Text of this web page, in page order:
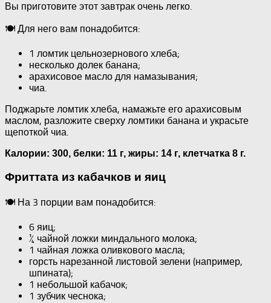
Вы приготовите этот завтрак очень легко.
🍽 Для него вам понадобится:
1 ломтик цельнозернового хлеба;
несколько долек банана;
арахисовое масло для намазывания;
чиа.
Поджарьте ломтик хлеба, намажьте его арахисовым
маслом, разложите сверху ломтики банана и украсьте
щепоткой чиа.
Калории: 300, белки: 11 г, жиры: 14 г, клетчатка 8 г.
Фриттата из кабачков и яиц
🍽 На 3 порции вам понадобится:
6 яиц;
¼ чайной ложки миндального молока;
1 чайная ложка оливкового масла;
горсть нарезанной листовой зелени (например,
шпината);
1 небольшой кабачок;
1 зубчик чеснока;